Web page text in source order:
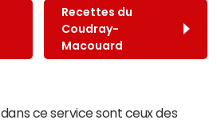
Recettes du
Coudray-
Macouard
ce service sont ceux des